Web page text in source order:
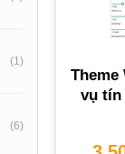
(1)
(6)
Một
nhiều
Theme
vụ tín